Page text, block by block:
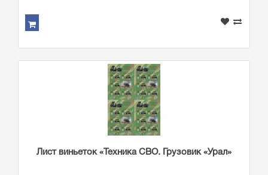
Лист виньеток «Техника СВО. Грузовик «Урал»